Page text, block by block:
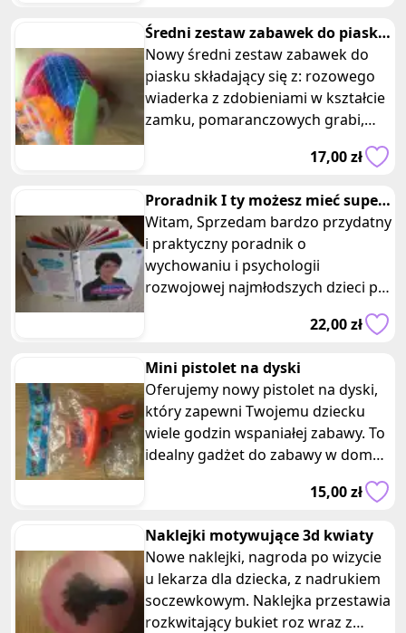
Średni zestaw zabawek do piasku
rozowy
Nowy średni zestaw zabawek do
piasku składający się z: rozowego
wiaderka z zdobieniami w kształcie
zamku, pomaranczowych grabi,
17,00 zł
Proradnik I ty możesz mieć super
dziecko Dorota Zawadzka
Witam, Sprzedam bardzo przydatny
i praktyczny poradnik o
wychowaniu i psychologii
rozwojowej najmłodszych dzieci pn.
„I ty możesz mieć super dziecko”
22,00 zł
Mini pistolet na dyski
Oferujemy nowy pistolet na dyski,
który zapewni Twojemu dziecku
wiele godzin wspaniałej zabawy. To
idealny gadżet do zabawy w domu,
15,00 zł
Naklejki motywujące 3d kwiaty
Nowe naklejki, nagroda po wizycie
u lekarza dla dziecka, z nadrukiem
soczewkowym. Naklejka przestawia
rozkwitający bukiet roz wraz z